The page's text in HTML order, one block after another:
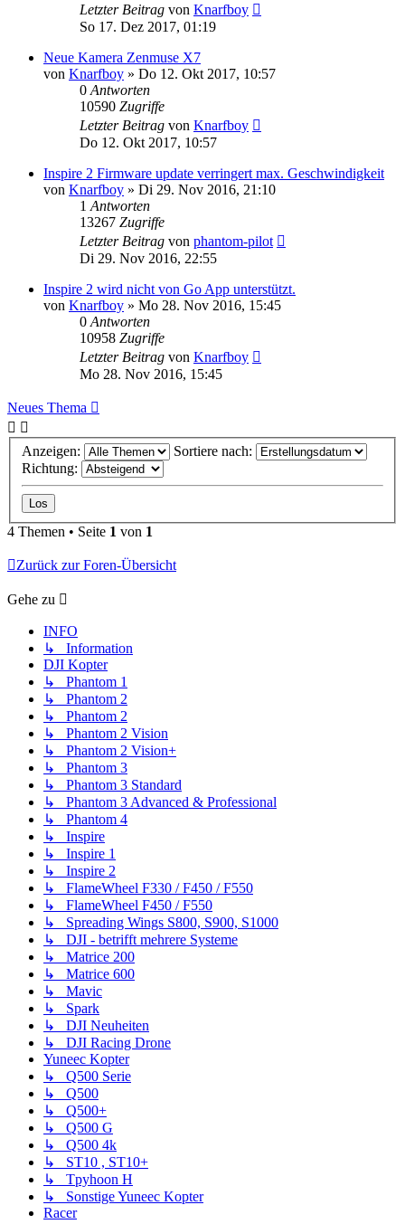
Letzter Beitrag von Knarfboy
So 17. Dez 2017, 01:19
Neue Kamera Zenmuse X7
von Knarfboy » Do 12. Okt 2017, 10:57
0 Antworten
10590 Zugriffe
Letzter Beitrag von Knarfboy
Do 12. Okt 2017, 10:57
Inspire 2 Firmware update verringert max. Geschwindigkeit
von Knarfboy » Di 29. Nov 2016, 21:10
1 Antworten
13267 Zugriffe
Letzter Beitrag von phantom-pilot
Di 29. Nov 2016, 22:55
Inspire 2 wird nicht von Go App unterstützt.
von Knarfboy » Mo 28. Nov 2016, 15:45
0 Antworten
10958 Zugriffe
Letzter Beitrag von Knarfboy
Mo 28. Nov 2016, 15:45
Neues Thema
Anzeigen:
Sortiere nach:
Richtung:
4 Themen • Seite 1 von 1
Zurück zur Foren-Übersicht
Gehe zu
INFO
↳ Information
DJI Kopter
↳ Phantom 1
↳ Phantom 2
↳ Phantom 2
↳ Phantom 2 Vision
↳ Phantom 2 Vision+
↳ Phantom 3
↳ Phantom 3 Standard
↳ Phantom 3 Advanced & Professional
↳ Phantom 4
↳ Inspire
↳ Inspire 1
↳ Inspire 2
↳ FlameWheel F330 / F450 / F550
↳ FlameWheel F450 / F550
↳ Spreading Wings S800, S900, S1000
↳ DJI - betrifft mehrere Systeme
↳ Matrice 200
↳ Matrice 600
↳ Mavic
↳ Spark
↳ DJI Neuheiten
↳ DJI Racing Drone
Yuneec Kopter
↳ Q500 Serie
↳ Q500
↳ Q500+
↳ Q500 G
↳ Q500 4k
↳ ST10 , ST10+
↳ Tpyhoon H
↳ Sonstige Yuneec Kopter
Racer